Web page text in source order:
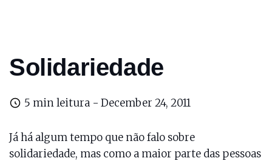
Solidariedade
5 min leitura - December 24, 2011
Já há algum tempo que não falo sobre
solidariedade, mas como a maior parte das pessoas